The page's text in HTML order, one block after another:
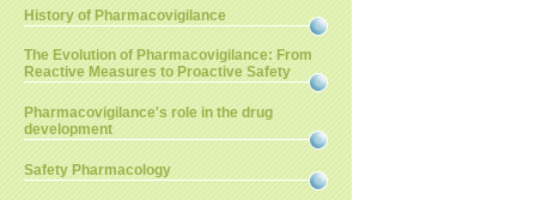
History of Pharmacovigilance
The Evolution of Pharmacovigilance: From
Reactive Measures to Proactive Safety
Pharmacovigilance's role in the drug
development
Safety Pharmacology